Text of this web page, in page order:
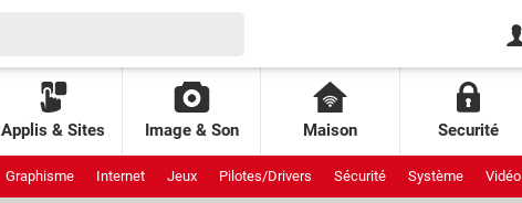
Applis & Sites Image & Son Maison Securité
Graphisme Internet Jeux Pilotes/Drivers Sécurité Système Vidéo